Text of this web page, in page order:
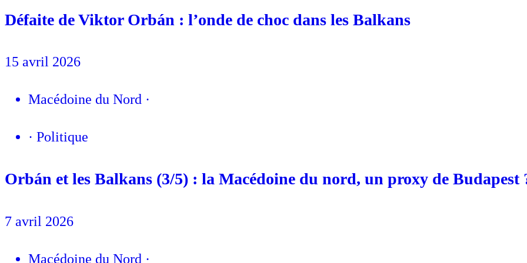
Défaite de Viktor Orbán : l’onde de choc dans les Balkans
15 avril 2026
Macédoine du Nord ·
· Politique
Orbán et les Balkans (3/5) : la Macédoine du nord, un proxy de Budapest
7 avril 2026
Macédoine du Nord ·